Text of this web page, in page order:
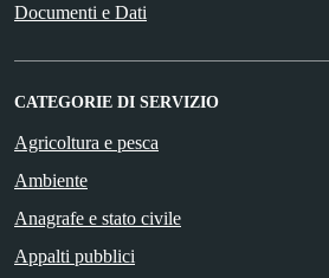
Documenti e Dati
CATEGORIE DI SERVIZIO
Agricoltura e pesca
Ambiente
Anagrafe e stato civile
Appalti pubblici